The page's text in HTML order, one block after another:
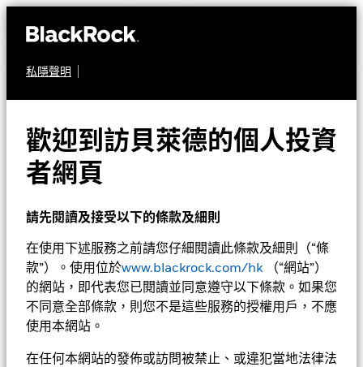
私隱聲明
歡迎到訪貝萊德的個人投資
者網頁
請先閱讀及接受以下的條款及細則
在使用下述服務之前請您仔細閱讀此條款及細則（“條
款”）。使用位於www.blackrock.com/hk （“網站”）
的網站，即代表您已閱讀並同意遵守以下條款。如果您
不同意全部條款，則您不是這些服務的授權用戶，不應
使用本網站。
在任何本網站的發佈或訪問被禁止、或違犯當地法律法
股票
貝萊德系統分析環球小型
企業基金
淨值截至 2026年8月7日
美元 226.38
52週波幅 176.68 - 227.52